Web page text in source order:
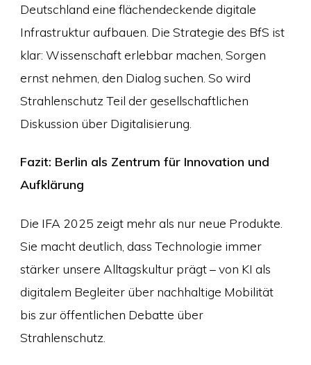
Deutschland eine flächendeckende digitale
Infrastruktur aufbauen. Die Strategie des BfS ist
klar: Wissenschaft erlebbar machen, Sorgen
ernst nehmen, den Dialog suchen. So wird
Strahlenschutz Teil der gesellschaftlichen
Diskussion über Digitalisierung.
Fazit: Berlin als Zentrum für Innovation und
Aufklärung
Die IFA 2025 zeigt mehr als nur neue Produkte.
Sie macht deutlich, dass Technologie immer
stärker unsere Alltagskultur prägt – von KI als
digitalem Begleiter über nachhaltige Mobilität
bis zur öffentlichen Debatte über
Strahlenschutz.